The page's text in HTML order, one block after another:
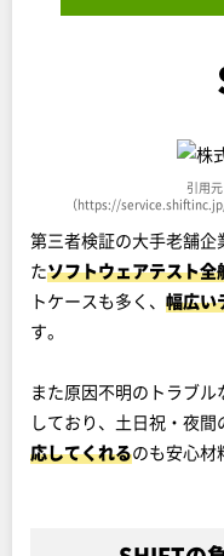
引用
（https://
第三者検証の大手老舗企
たソフトウェアテスト
トケースも多く、 幅広い
す。
また原因不明のトラブル
しており、土日祝・夜間
応してくれるのも安心材